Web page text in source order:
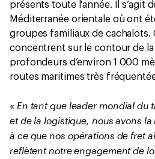
présents toute l'année. Il s’agit
Méditerranée orientale où ont
groupes familiaux de cachalots.
concentrent sur le contour de la
profondeurs d’environ 1 000
routes maritimes très
« En tant que leader mondial du
et de la logistique, nous avons
à ce que nos opérations de fret
reflètent notre engagement de